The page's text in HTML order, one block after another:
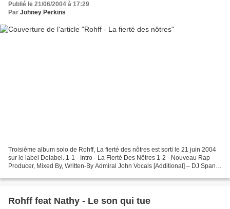
Publié le 21/06/2004 à 17:29
Par Johney Perkins
Troisième album solo de Rohff, La fierté des nôtres est sorti le 21 juin 2004
sur le label Delabel. 1-1 - Intro - La Fierté Des Nôtres 1-2 - Nouveau Rap
Producer, Mixed By, Written-By Admiral John Vocals [Additional] – DJ Spank
Rohff feat Nathy - Le son qui tue